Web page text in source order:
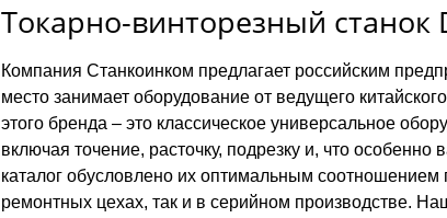
Токарно-винторезный станок
Компания Станкоинком предлагает российским
место занимает оборудование от ведущего
этого бренда – это классическое универсальное
включая точение, расточку, подрезку и, что
каталог обусловлено их оптимальным соотношением
ремонтных цехах, так и в серийном производстве.